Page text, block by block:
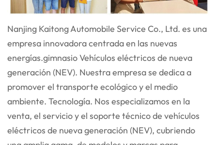
Nanjing Kaitong Automobile Service Co., Ltd. es una
empresa innovadora centrada en las nuevas
energías.gimnasioVehículos eléctricos de nueva
generación (NEV). Nuestra empresa se dedica a
promover el transporte ecológico y el medio
ambiente. Tecnología. Nos especializamos en la
venta, el servicio y el soporte técnico de vehículos
eléctricos de nueva generación (NEV), cubriendo